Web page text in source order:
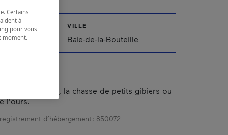
VILLE
Baie-de-la-Bouteille
pour la pêche, la chasse de petits gibiers ou
l'ours.
d’hébergement : 850072
Certains
à
pour vous
moment.